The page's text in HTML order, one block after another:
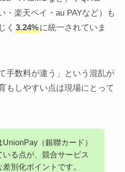
・楽天ペイ・au PAYなど）も
く 3.24%に統一されていま
手数料が違う」という混乱が
もしやすい点は現場にとって
（銀聯カード）
いる点が、競合サービス
別化ポイントです。